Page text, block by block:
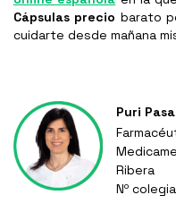
Cápsulas precio barato
cuidarte desde mañana
Puri
Ribera
Nº